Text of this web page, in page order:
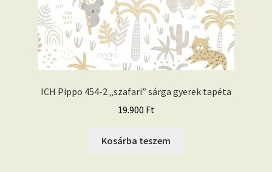
ICH Pippo 454-2 „szafari” sárga gyerek tapéta
19.900 Ft
Kosárba teszem